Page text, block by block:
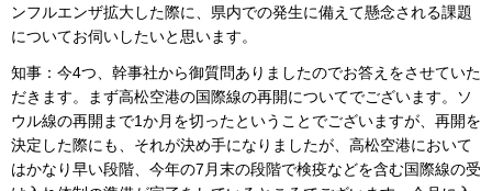
ンフルエンザ拡大した際に、県内での発生に備えて懸念される課題
についてお伺いしたいと思います。
知事：今4つ、幹事社から御質問ありましたのでお答えをさせていた
だきます。まず高松空港の国際線の再開についてでございます。ソ
ウル線の再開まで1か月を切ったということでございますが、再開を
決定した際にも、それが決め手になりましたが、高松空港において
はかなり早い段階、今年の7月末の段階で検疫などを含む国際線の受